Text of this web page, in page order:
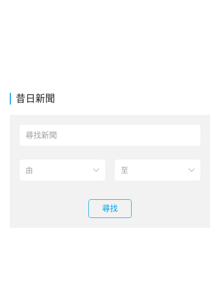
昔日新聞
尋找